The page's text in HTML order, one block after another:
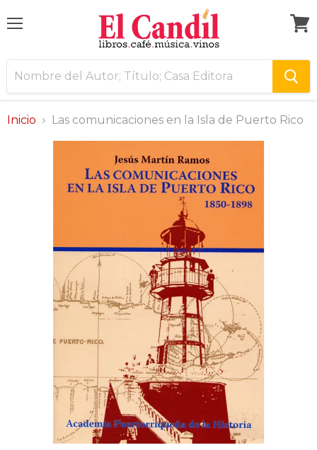
Inicio Las comunicaciones en la Isla de Puerto Rico